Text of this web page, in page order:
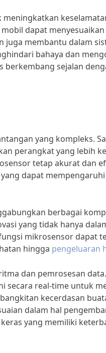
dapat
membantu dalam
bahaya dan
sejalan
yang kompleks.
perangkat yang lebih
tetap akurat dan
dapat
berbagai
yang tidak hanya
mikrosensor dapat
hingga pengeluaran
dan pemrosesan
secara real-time untuk
kecerdasan
dalam hal
yang memiliki